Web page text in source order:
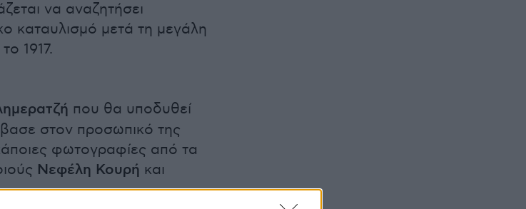
να αναζητήσει
καταυλισμό μετά τη μεγάλη
1917.
που θα υποδυθεί
στον προσωπικό της
φωτογραφίες από τα
Νεφέλη Κουρή και